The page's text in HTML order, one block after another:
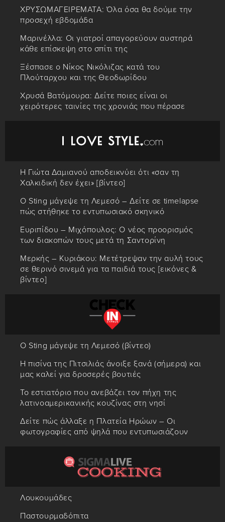
ΧΡΥΣΩΜΑΓΕΙΡΕΜΑΤΑ: Όλα όσα θα δούμε την
προσεχή εβδομάδα
Μαρινέλλα: Οι γιατροί απαγορεύουν αυστηρά
κάθε επίσκεψη στο σπίτι της
Ξέσπασε ο Νίκος Νικόλιζας κατά του
Πλούταρχου και της Θεοδωρίδου
Χρυσά Βατόμουρα: Δείτε ποιες είναι οι
χειρότερες ταινίες της χρονιάς που πέρασε
Η Γιώτα Δαμιανού αποδεικνύει ότι «σαν τη
Χαλκιδική δεν έχει» [βίντεο]
Ο Sting μάγεψε τη Λεμεσό – Δείτε σε timelapse
πώς στήθηκε το εντυπωσιακό σκηνικό
Ευριπίδου – Μιχόπουλος: Ο νέος προορισμός
των διακοπών τους μετά τη Σαντορίνη
Μερκής – Κυριάκου: Μετέτρεψαν την αυλή τους
σε θερινό σινεμά για τα παιδιά τους [εικόνες &
βίντεο]
Ο Sting μάγεψε τη Λεμεσό (βίντεο)
Η πισίνα της Πιτσιλιάς άνοιξε ξανά (σήμερα) και
μας καλεί για δροσερές βουτιές
Το εστιατόριο που ανεβάζει τον πήχη της
λατινοαμερικανικής κουζίνας στη νησί
Δείτε πώς άλλαξε η Πλατεία Ηρώων – Οι
φωτογραφίες από ψηλά που εντυπωσιάζουν
Λουκουμάδες
Παστουρμαδόπιτα